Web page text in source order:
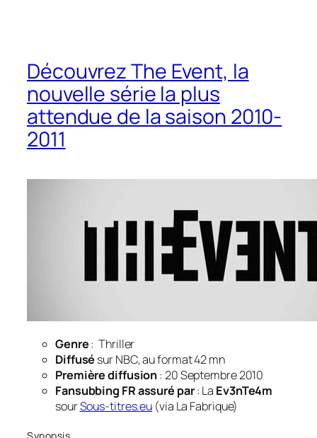
Découvrez The Event, la
nouvelle série la plus
attendue de la saison 2010-
2011
Genre: Thriller
Diffusé sur NBC, au format 42 mn
Première diffusion: 20 Septembre 2010
Fansubbing FR assuré par: La Ev3nTe4m
sourSous-titres.eu (via La Fabrique)